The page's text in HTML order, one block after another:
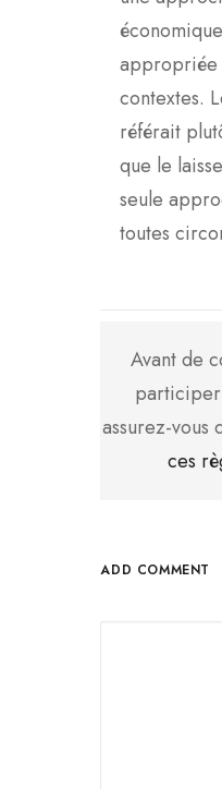
appropriée
contextes.
référait
que le
seule
toutes
Avant de
participer
assurez-vous
ces
ADD COMMENT